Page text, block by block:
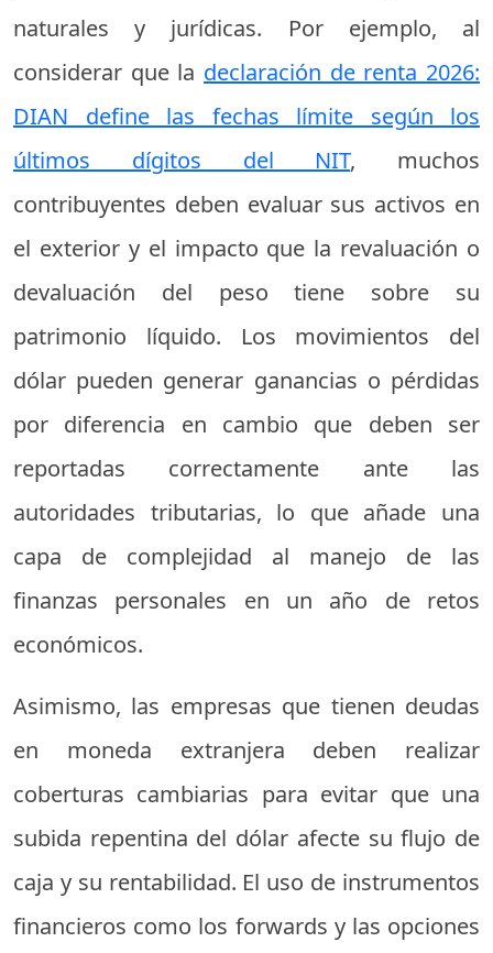
naturales y jurídicas. Por ejemplo, al
considerar que la declaración de renta 2026:
DIAN define las fechas límite según los
últimos dígitos del NIT, muchos
contribuyentes deben evaluar sus activos en
el exterior y el impacto que la revaluación o
devaluación del peso tiene sobre su
patrimonio líquido. Los movimientos del
dólar pueden generar ganancias o pérdidas
por diferencia en cambio que deben ser
reportadas correctamente ante las
autoridades tributarias, lo que añade una
capa de complejidad al manejo de las
finanzas personales en un año de retos
económicos.
Asimismo, las empresas que tienen deudas
en moneda extranjera deben realizar
coberturas cambiarias para evitar que una
subida repentina del dólar afecte su flujo de
caja y su rentabilidad. El uso de instrumentos
financieros como los forwards y las opciones